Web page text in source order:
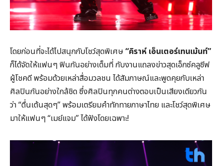
โดยก่อนที่จะได้ไปสนุกกับโชว์สุดพิเศษ“คิราห์ เอ็นเตอร์เทนเม้นท์”
ก็ได้จัดให้แฟนๆ ฟินกันอย่างเต็มที่ กับงานแถลงข่าวสุดเอ็กซ์คลูซีฟ
ผู้โชคดี พร้อมด้วยเหล่าสื่อมวลชน ได้สัมภาษณ์และพูดคุยกับเหล่า
ศิลปินกันอย่างใกล้ชิด ซึ่งศิลปินทุกคนต่างตอบเป็นเสียงเดียวกัน
ว่า “ตื่นเต้นสุดๆ” พร้อมเตรียมคำทักทายภาษาไทย และโชว์สุดพิเศษ
มาให้แฟนๆ “เมย์แจม” ได้ฟังโดยเฉพาะ!